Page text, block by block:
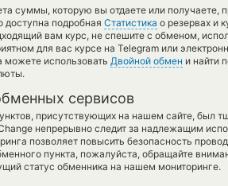
суммы, которую вы отдаете или получаете,
доступна подробная Статистика о резервах и
вам курс, не спешите с обменом,
для вас курсе на Telegram или
можете использовать Двойной обмен и найти
сервисов
присутствующих на нашем сайте, был
непрерывно следит за надлежащим
позволяет повысить безопасность
пункта, пожалуйста, обращайте
статус обменника на нашем мониторинге.